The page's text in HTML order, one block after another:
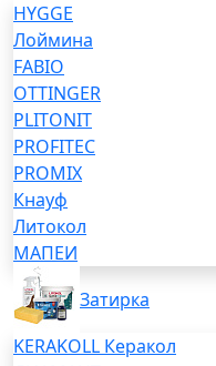
HYGGE
Лоймина
FABIO
OTTINGER
PLITONIT
PROFITEC
PROMIX
Кнауф
Литокол
МАПЕИ
Затирка
KERAKOLL Керакол